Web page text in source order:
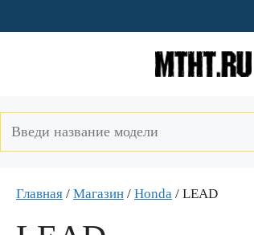
к
Главная / Магазин / Honda / LEAD